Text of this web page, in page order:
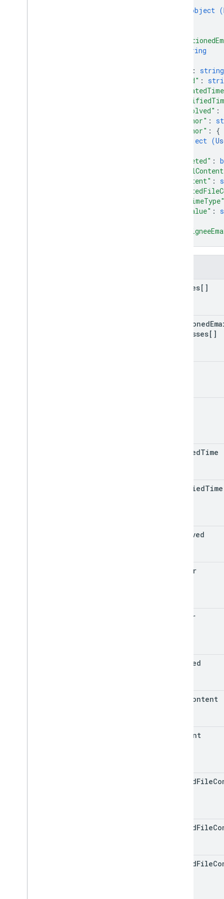
object (
string
: string
"kind" :
"resolved" :
"anchor" :
"author" : {
object (
"deleted" :
"content" :
"mimeType"
"value" :
replies[]
mentioned
Addresses[]
createdTime
modifiedTime
resolved
anchor
author
deleted
Content
content
quotedFile
quotedFile
quotedFile